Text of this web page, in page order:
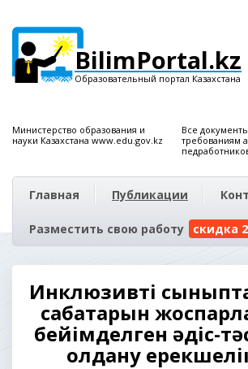
BilimPortal.kz
Образовательный портал Казахстана
Министерство образования и
науки Казахстана www.edu.gov.kz
Все
требованиям
Главная Публикации
Разместить свою работу скидка
Инклюзивті сыныпта
сабақтарын
бейімделген әдіс-
қолдану